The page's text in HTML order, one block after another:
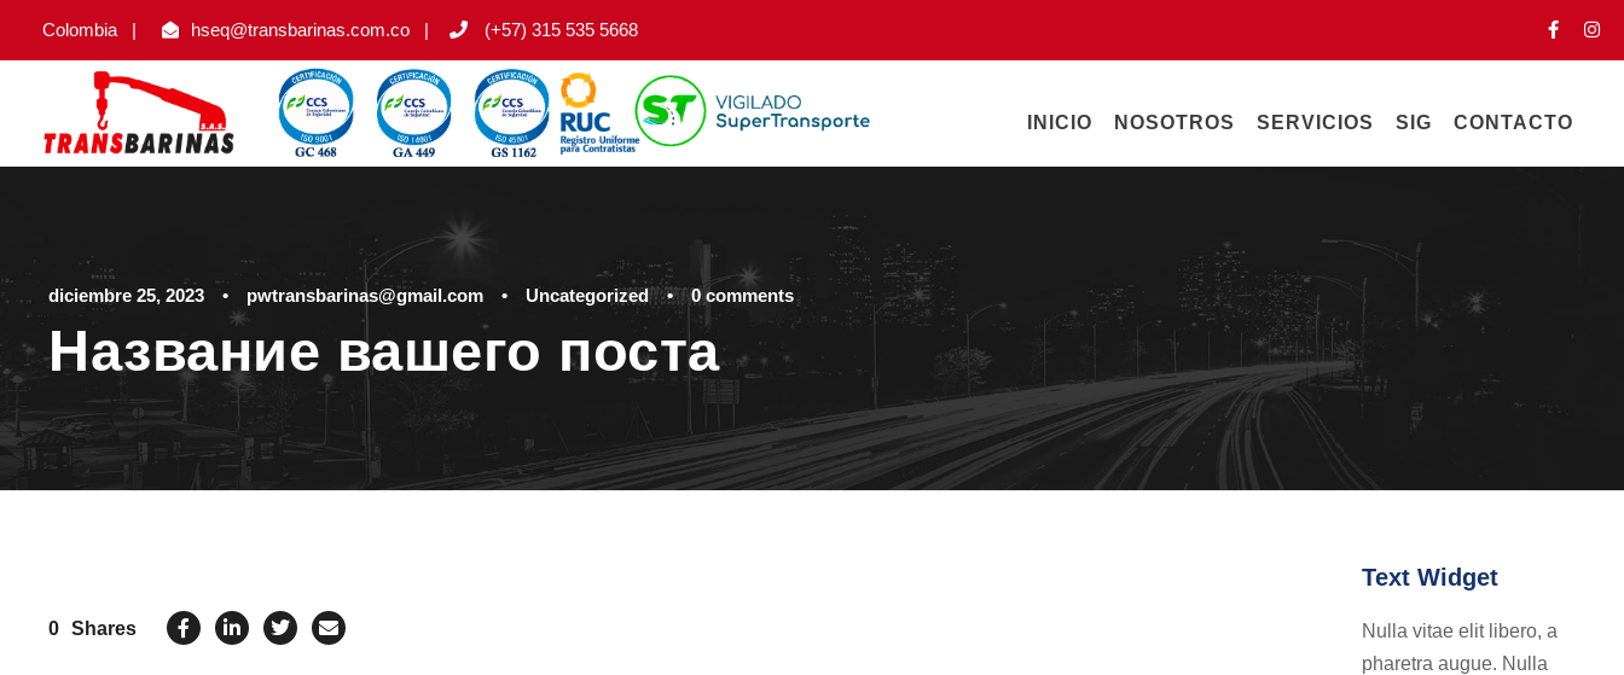
Colombia | hseq@transbarinas.com.co | (+57) 315 535 5668
INICIO NOSOTROS SERVICIOS SIG CONTACTO
diciembre 25, 2023 • pwtransbarinas@gmail.com • Uncategorized • 0 comments
Название вашего поста
0 Shares
Text Widget
Nulla vitae elit libero, a
pharetra augue. Nulla